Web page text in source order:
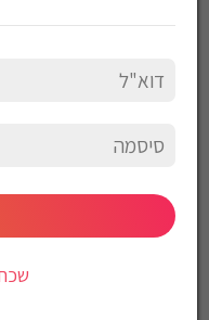
תכנית AIR FRY
טמפרטורה 2700-3220W
בורר פונקציות קל וידידותי
דלת זכוכית כפולה הניתנת
טיימר דיגיטלי עם אפשרות
מאוורר טורבו אקטיבי